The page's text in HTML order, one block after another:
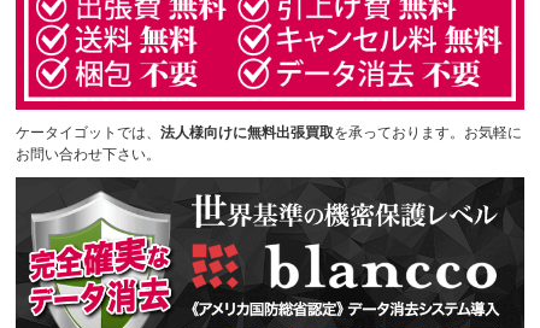
ケータイゴットでは、法人様向けに無料出張買取を承っております。お気軽に
お問い合わせ下さい。